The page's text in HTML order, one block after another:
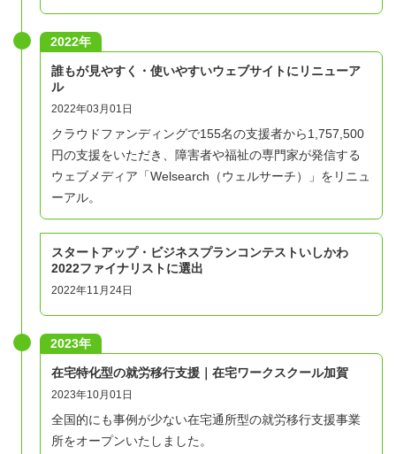
2022年
誰もが見やすく・使いやすいウェブサイトにリニューア
ル
2022年03月01日
クラウドファンディングで155名の支援者から1,757,500
円の支援をいただき、障害者や福祉の専門家が発信する
ウェブメディア「Welsearch（ウェルサーチ）」をリニュ
ーアル。
スタートアップ・ビジネスプランコンテストいしかわ
2022ファイナリストに選出
2022年11月24日
2023年
在宅特化型の就労移行支援｜在宅ワークスクール加賀
2023年10月01日
全国的にも事例が少ない在宅通所型の就労移行支援事業
所をオープンいたしました。